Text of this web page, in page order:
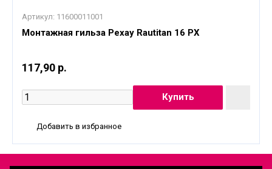
Артикул: 11600011001
Монтажная гильза Рехау Rautitan 16 PX
117,90 р.
Добавить в избранное